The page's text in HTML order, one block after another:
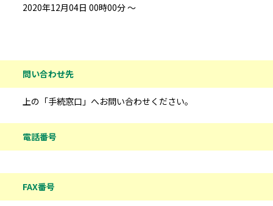
2020年12月04日 00時00分 ～
問い合わせ先
上の「手続窓口」へお問い合わせください。
電話番号
FAX番号